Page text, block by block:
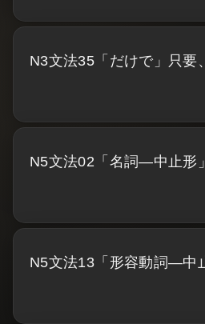
N3文法35「だけで」只要
N5文法02「名詞—中止形
N5文法13「形容動詞—中